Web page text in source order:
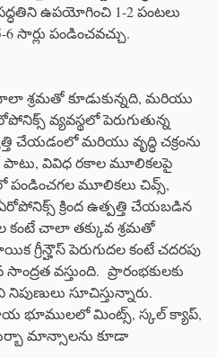
ఉపయోగించి 1-2 పంటలు
సార్లు పండించవచ్చు.
శ్రమతో కూడుకున్నది, మరియు
వ్యవస్థలో పెరుగుతున్న
చేయడంలో మరియు వృద్ధి చక్రంను
పాటు, వివిధ రకాల మూలికలపై
మూలికలు చివ్స్,
క్రింద ఉత్పత్తి చేయబడిన
కంటే చాలా తక్కువ శ్రమతో
గ్రీన్హౌస్ పెరుగుదల కంటే చదరపు
సాంద్రత వస్తుంది. ప్రారంభకులకు
సూచిస్తున్నారు.
భూములలో మింట్స్, స్కల్ క్యాప్,
మాన్సాలను కూడా